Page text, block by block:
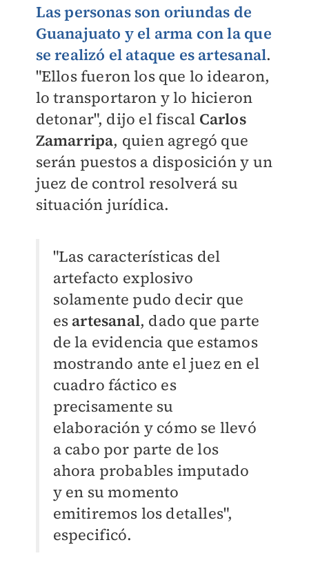
Las personas son oriundas de
Guanajuato y el arma con la que
se realizó el ataque es artesanal.
"Ellos fueron los que lo idearon,
lo transportaron y lo hicieron
detonar", dijo el fiscal Carlos
Zamarripa, quien agregó que
serán puestos a disposición y un
juez de control resolverá su
situación jurídica.
"Las características del
artefacto explosivo
solamente pudo decir que
es artesanal, dado que parte
de la evidencia que estamos
mostrando ante el juez en el
cuadro fáctico es
precisamente su
elaboración y cómo se llevó
a cabo por parte de los
ahora probables imputado
y en su momento
emitiremos los detalles",
especificó.